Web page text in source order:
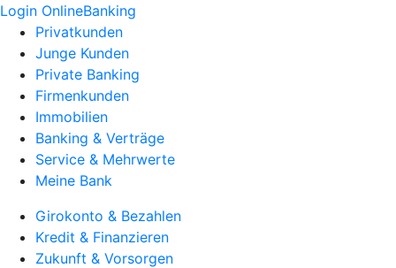
Login OnlineBanking
Privatkunden
Junge Kunden
Private Banking
Firmenkunden
Immobilien
Banking & Verträge
Service & Mehrwerte
Meine Bank
Girokonto & Bezahlen
Kredit & Finanzieren
Zukunft & Vorsorgen